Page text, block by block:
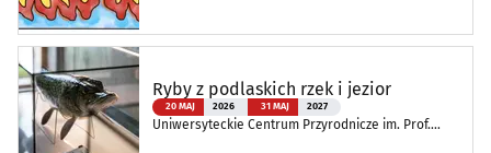
Ryby z podlaskich rzek i jezior
20 MAJ 2026 31 MAJ 2027
Uniwersyteckie Centrum Przyrodnicze im. Prof.